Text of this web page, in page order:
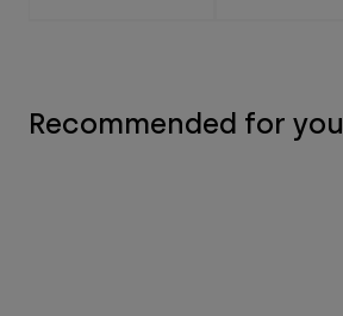
Recommended for you